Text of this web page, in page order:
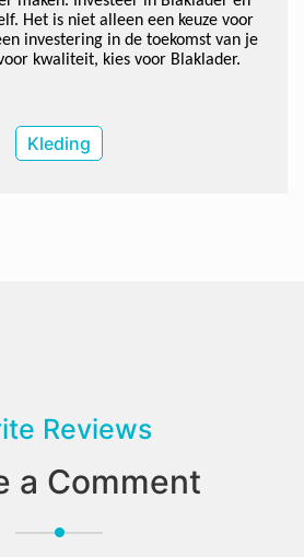
Het is niet alleen een keuze voor
investering in de toekomst van je
kwaliteit, kies voor Blaklader.
Kleding
Reviews
a Comment